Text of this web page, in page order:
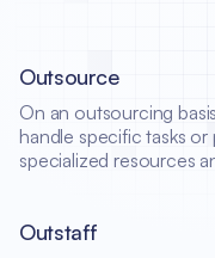
Outsource
On an outsourcing
handle specific tasks
specialized resources
Outstaff